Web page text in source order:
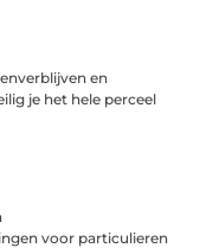
en
je het hele perceel
voor particulieren